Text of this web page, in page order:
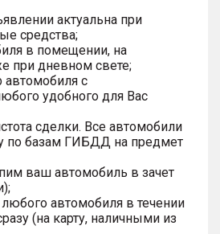
актуальна при
средства;
в помещении, на
при дневном свете;
с
удобного для Вас
сделки. Все автомобили
по базам ГИБДД на предмет
ваш автомобиль в зачет
автомобиля в течении
(на карту, наличными из